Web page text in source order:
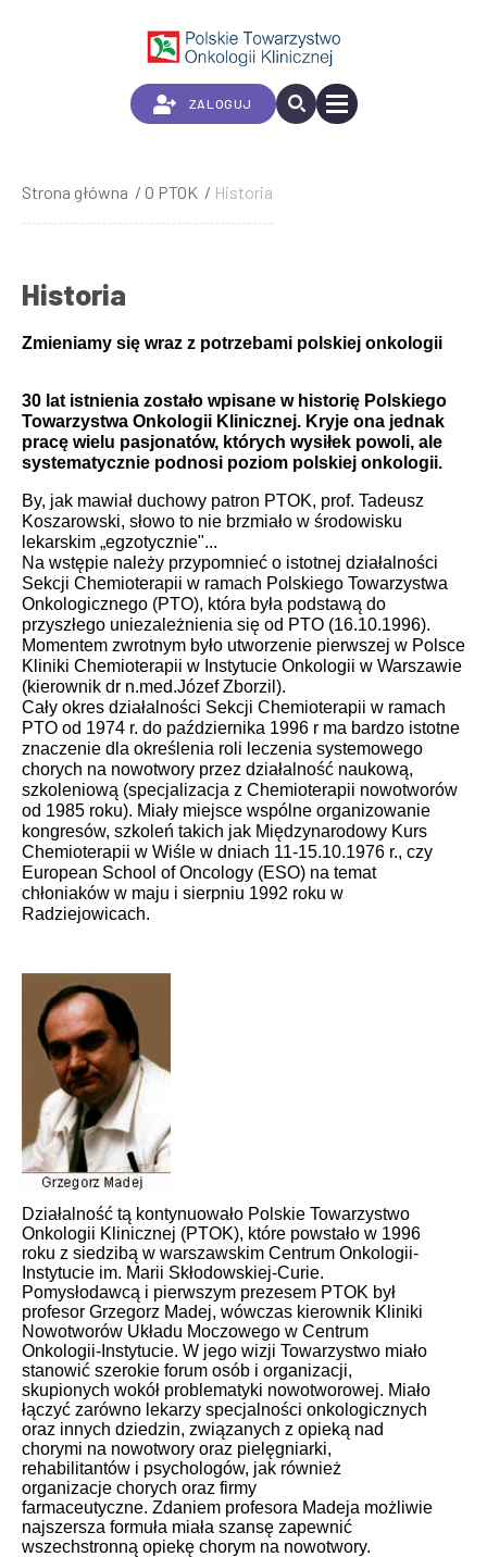
ZALOGUJ
Ścieżka
nawigacyjna
Strona główna O PTOK Historia
Historia
Zmieniamy się wraz z potrzebami polskiej onkologii
30 lat istnienia zostało wpisane w historię Polskiego
Towarzystwa Onkologii Klinicznej. Kryje ona jednak
pracę wielu pasjonatów, których wysiłek powoli, ale
systematycznie podnosi poziom polskiej onkologii.
By, jak mawiał duchowy patron PTOK, prof. Tadeusz
Koszarowski, słowo to nie brzmiało w środowisku
lekarskim „egzotycznie"...
Na wstępie należy przypomnieć o istotnej działalności
Sekcji Chemioterapii w ramach Polskiego Towarzystwa
Onkologicznego (PTO), która była podstawą do
przyszłego uniezależnienia się od PTO (16.10.1996).
Momentem zwrotnym było utworzenie pierwszej w Polsce
Kliniki Chemioterapii w Instytucie Onkologii w Warszawie
(kierownik dr n.med.Józef Zborzil).
Cały okres działalności Sekcji Chemioterapii w ramach
PTO od 1974 r. do października 1996 r ma bardzo istotne
znaczenie dla określenia roli leczenia systemowego
chorych na nowotwory przez działalność naukową,
szkoleniową (specjalizacja z Chemioterapii nowotworów
od 1985 roku). Miały miejsce wspólne organizowanie
kongresów, szkoleń takich jak Międzynarodowy Kurs
Chemioterapii w Wiśle w dniach 11-15.10.1976 r., czy
European School of Oncology (ESO) na temat
chłoniaków w maju i sierpniu 1992 roku w
Radziejowicach.
Działalność tą kontynuowało Polskie Towarzystwo
Onkologii Klinicznej (PTOK), które powstało w 1996
roku z siedzibą w warszawskim Centrum Onkologii-
Instytucie im. Marii Skłodowskiej-Curie.
Pomysłodawcą i pierwszym prezesem PTOK był
profesor Grzegorz Madej, wówczas kierownik Kliniki
Nowotworów Układu Moczowego w Centrum
Onkologii-Instytucie. W jego wizji Towarzystwo miało
stanowić szerokie forum osób i organizacji,
skupionych wokół problematyki nowotworowej. Miało
łączyć zarówno lekarzy specjalności onkologicznych
oraz innych dziedzin, związanych z opieką nad
chorymi na nowotwory oraz pielęgniarki,
rehabilitantów i psychologów, jak również
organizacje chorych oraz firmy
farmaceutyczne. Zdaniem profesora Madeja możliwie
najszersza formuła miała szansę zapewnić
wszechstronną opiekę chorym na nowotwory.